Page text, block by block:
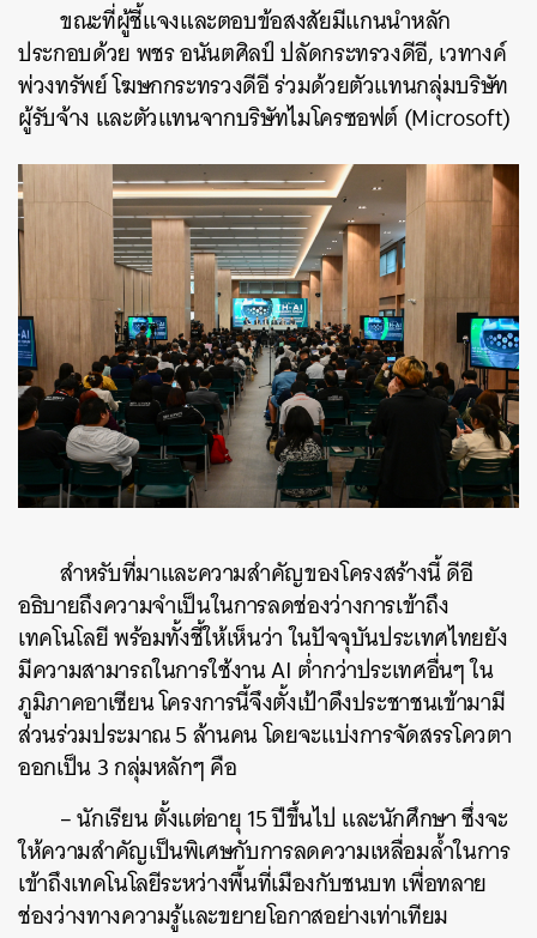
ขณะที่ผู้ชี้แจงและตอบข้อสงสัยมีแกนนำหลัก
ประกอบด้วย พชร อนันตศิลป์ ปลัดกระทรวงดีอี, เวทางค์
พ่วงทรัพย์ โฆษกกระทรวงดีอี ร่วมด้วยตัวแทนกลุ่มบริษัท
ผู้รับจ้าง และตัวแทนจากบริษัทไมโครซอฟต์ (Microsoft)
สำหรับที่มาและความสำคัญของโครงสร้างนี้ ดีอี
อธิบายถึงความจำเป็นในการลดช่องว่างการเข้าถึง
เทคโนโลยี พร้อมทั้งชี้ให้เห็นว่า ในปัจจุบันประเทศไทยยัง
มีความสามารถในการใช้งาน AI ต่ำกว่าประเทศอื่นๆ ใน
ภูมิภาคอาเซียน โครงการนี้จึงตั้งเป้าดึงประชาชนเข้ามามี
ส่วนร่วมประมาณ 5 ล้านคน โดยจะแบ่งการจัดสรรโควตา
ออกเป็น 3 กลุ่มหลักๆ คือ
– นักเรียน ตั้งแต่อายุ 15 ปีขึ้นไป และนักศึกษา ซึ่งจะ
ให้ความสำคัญเป็นพิเศษกับการลดความเหลื่อมล้ำในการ
เข้าถึงเทคโนโลยีระหว่างพื้นที่เมืองกับชนบท เพื่อทลาย
ช่องว่างทางความรู้และขยายโอกาสอย่างเท่าเทียม